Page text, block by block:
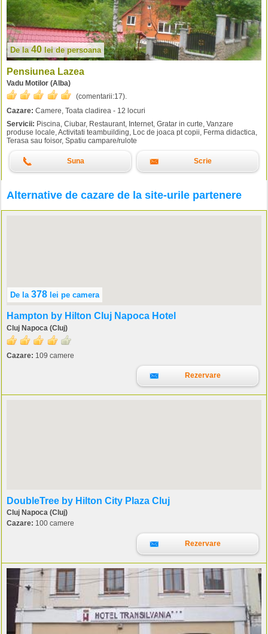
De la 40 leide persoana
Pensiunea Lazea
Vadu Motilor (Alba)
(comentarii:17).
Cazare: Camere, Toata cladirea - 12 locuri
Servicii: Piscina, Ciubar, Restaurant, Internet, Gratar in curte, Vanzare
produse locale, Activitati teambuilding, Loc de joaca pt copii, Ferma didactica,
Terasa sau foisor, Spatiu campare/rulote
Suna Scrie
Alternative de cazare de la site-urile partenere
De la 378 lei pe camera
Hampton by Hilton Cluj Napoca Hotel
Cluj Napoca (Cluj)
Cazare: 109 camere
Rezervare
DoubleTree by Hilton City Plaza Cluj
Cluj Napoca (Cluj)
Cazare: 100 camere
Rezervare